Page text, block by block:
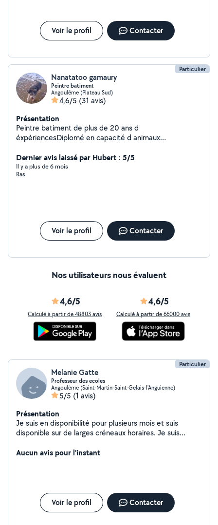
Voir le profil Contacter
Particulier
Nanatatoo gamaury
Peintre batiment
Angoulême (Plateau Sud)
4,6/5 (31 avis)
Présentation
Peintre batiment de plus de 20 ans d
éxpériencesDiplomé en capacité d animaux
toutes propositionsA votre sérvice.
Dernier avis laissé par Hubert : 5/5
Il y a plus de 6 mois
Ras
Voir le profil Contacter
Nos utilisateurs nous évaluent
4,6/5
Calculé à partir de 48803 avis
4,6/5
Calculé à partir de 66000 avis
Particulier
Melanie Gatte
Professeur des ecoles
Angoulême (Saint-Martin-Saint-Gelais-l'Anguienne)
5/5 (1 avis)
Présentation
Je suis en disponibilité pour plusieurs mois et suis
disponible sur de larges créneaux horaires. Je suis
enfants ou garde d animaux..
Aucun avis pour l'instant
Voir le profil Contacter